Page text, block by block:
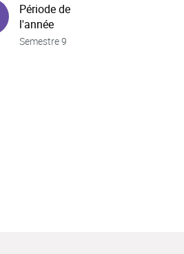
Période de
l'année
Semestre 9